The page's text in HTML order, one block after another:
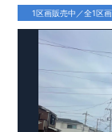
付き！​食洗機
問わずご案内可
【お問い合わせ
18:30 火水定休
1区画販売中／全1区画